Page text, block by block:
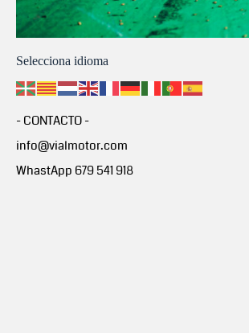
Selecciona idioma
- CONTACTO -
info@vialmotor.com
WhastApp 679 541 918